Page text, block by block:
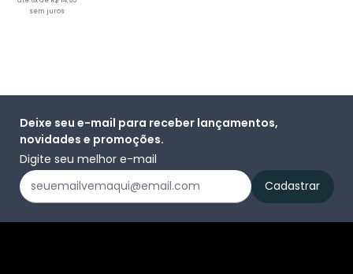
sem juros
Deixe seu e-mail para receber lançamentos,
novidades e promoções.
Digite seu melhor e-mail